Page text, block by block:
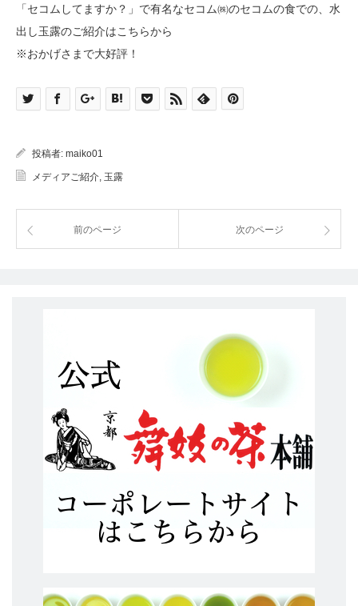
「セコムしてますか？」で有名なセコム㈱のセコムの食での、水
出し玉露のご紹介はこちらから
※おかげさまで大好評！
投稿者: maiko01
メディアご紹介, 玉露
前のページ 次のページ